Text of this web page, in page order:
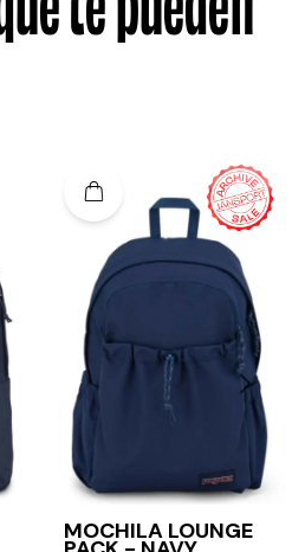
MOCHILA LOUNGE